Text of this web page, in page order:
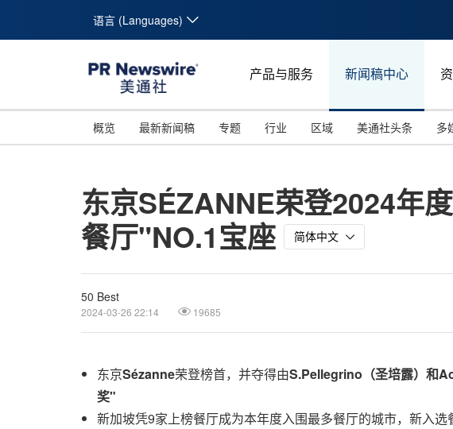
语言 (Languages)
产品与服务 新闻稿中心
概览 最新新闻稿 专题 行业 区域 美通社头条 多
东京SÉZANNE荣登2024年
餐厅"NO.1宝座
简体中文
50 Best
2024-03-26 22:14 19685
东京Sézanne荣登榜首，并夺得由S.Pellegrino （圣培露）和
奖"
新加坡凭9家上榜餐厅成为本年度入围最多餐厅的城市，新入选